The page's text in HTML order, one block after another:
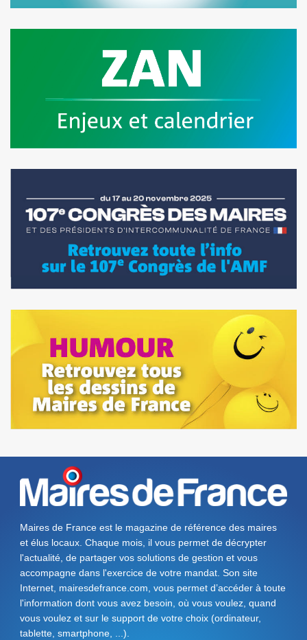
Maires de France est le magazine de référence des maires
et élus locaux. Chaque mois, il vous permet de décrypter
l'actualité, de partager vos solutions de gestion et vous
accompagne dans l'exercice de votre mandat. Son site
Internet, mairesdefrance.com, vous permet d’accéder à toute
l'information dont vous avez besoin, où vous voulez, quand
vous voulez et sur le support de votre choix (ordinateur,
tablette, smartphone, ...).